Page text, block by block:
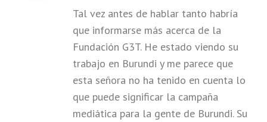
Tal vez antes de hablar tanto habría
que informarse más acerca de la
Fundación G3T. He estado viendo su
trabajo en Burundi y me parece que
esta señora no ha tenido en cuenta lo
que puede significar la campaña
mediática para la gente de Burundi. Su